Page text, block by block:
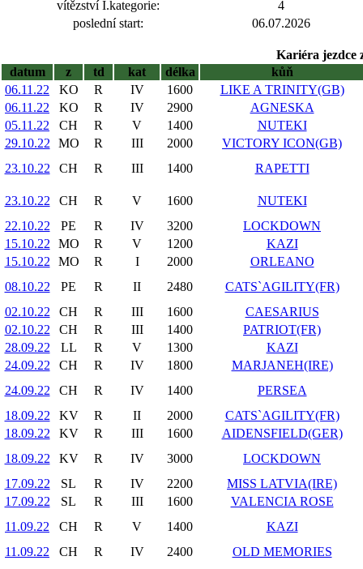
vítězství I.kategorie:
4
poslední start:
06.07.2026
Kariéra jezdce
datum
z td kat délka
kůň
06.11.22
KO R IV 1600
LIKE A TRINITY(GB)
06.11.22
KO R IV 2900
AGNESKA
05.11.22
CH R V 1400
NUTEKI
29.10.22
MO R III 2000
VICTORY ICON(GB)
23.10.22
CH R III 1400 RAPETTI
23.10.22 CH R V 1600
NUTEKI
22.10.22
PE R IV 3200
LOCKDOWN
15.10.22
MO R V 1200
KAZI
15.10.22
MO R I 2000
ORLEANO
08.10.22
PE R II 2480
CATS`AGILITY(FR)
02.10.22
CH R III 1600
CAESARIUS
02.10.22
CH R III 1400
PATRIOT(FR)
28.09.22
LL R V 1300
KAZI
24.09.22
CH R IV 1800
MARJANEH(IRE)
24.09.22
CH R IV 1400
PERSEA
18.09.22
KV R II 2000
CATS`AGILITY(FR)
18.09.22
KV R III 1600
AIDENSFIELD(GER)
18.09.22
KV R IV 3000
LOCKDOWN
17.09.22
SL R IV 2200
MISS LATVIA(IRE)
17.09.22
SL R III 1600
VALENCIA ROSE
11.09.22
CH R V 1400
KAZI
11.09.22
CH R IV 2400
OLD MEMORIES